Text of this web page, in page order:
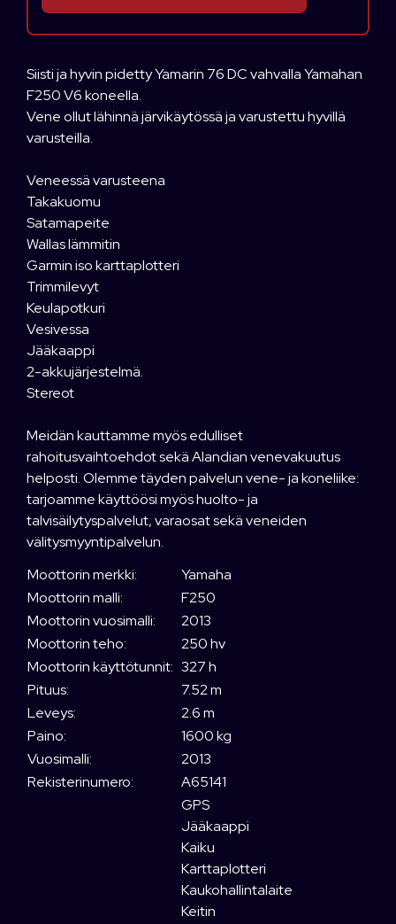
Siisti ja hyvin pidetty Yamarin 76 DC vahvalla Yamahan
F250 V6 koneella.
Vene ollut lähinnä järvikäytössä ja varustettu hyvillä
varusteilla.
Veneessä varusteena
Takakuomu
Satamapeite
Wallas lämmitin
Garmin iso karttaplotteri
Trimmilevyt
Keulapotkuri
Vesivessa
Jääkaappi
2-akkujärjestelmä.
Stereot
Meidän kauttamme myös edulliset
rahoitusvaihtoehdot sekä Alandian venevakuutus
helposti. Olemme täyden palvelun vene- ja koneliike:
tarjoamme käyttöösi myös huolto- ja
talvisäilytyspalvelut, varaosat sekä veneiden
välitysmyyntipalvelun.
Moottorin merkki:
Yamaha
Moottorin malli:
F250
Moottorin vuosimalli:
2013
Moottorin teho:
250 hv
Moottorin käyttötunnit: 327 h
Pituus:
7.52 m
Leveys:
2.6 m
Paino:
1600 kg
Vuosimalli:
2013
Rekisterinumero:
A65141
GPS
Jääkaappi
Kaiku
Karttaplotteri
Kaukohallintalaite
Keitin